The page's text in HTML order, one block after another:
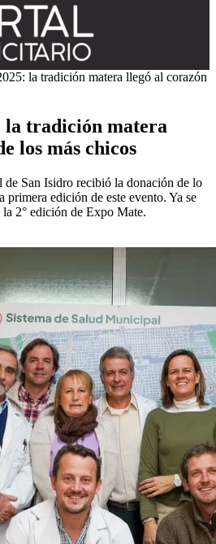
la tradición matera llegó al corazón
la tradición matera
los más chicos
San Isidro recibió la donación de lo
primera edición de este evento. Ya se
2° edición de Expo Mate.